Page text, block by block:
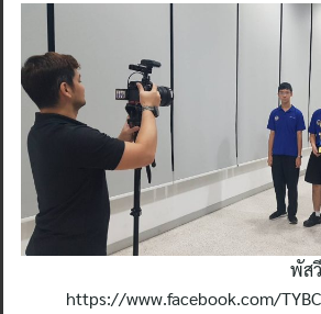
พัส
https://www.facebook.com/